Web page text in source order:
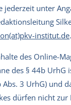
jederzeit unter
institut.de
des Online-
des § 44b UrhG
3 UrhG) und
dürfen nicht